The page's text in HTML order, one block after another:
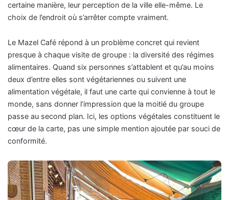
certaine manière, leur perception de la ville elle-même. Le
choix de l’endroit où s’arrêter compte vraiment.
Le Mazel Café répond à un problème concret qui revient
presque à chaque visite de groupe : la diversité des régimes
alimentaires. Quand six personnes s’attablent et qu’au moins
deux d’entre elles sont végétariennes ou suivent une
alimentation végétale, il faut une carte qui convienne à tout le
monde, sans donner l’impression que la moitié du groupe
passe au second plan. Ici, les options végétales constituent le
cœur de la carte, pas une simple mention ajoutée par souci de
conformité.